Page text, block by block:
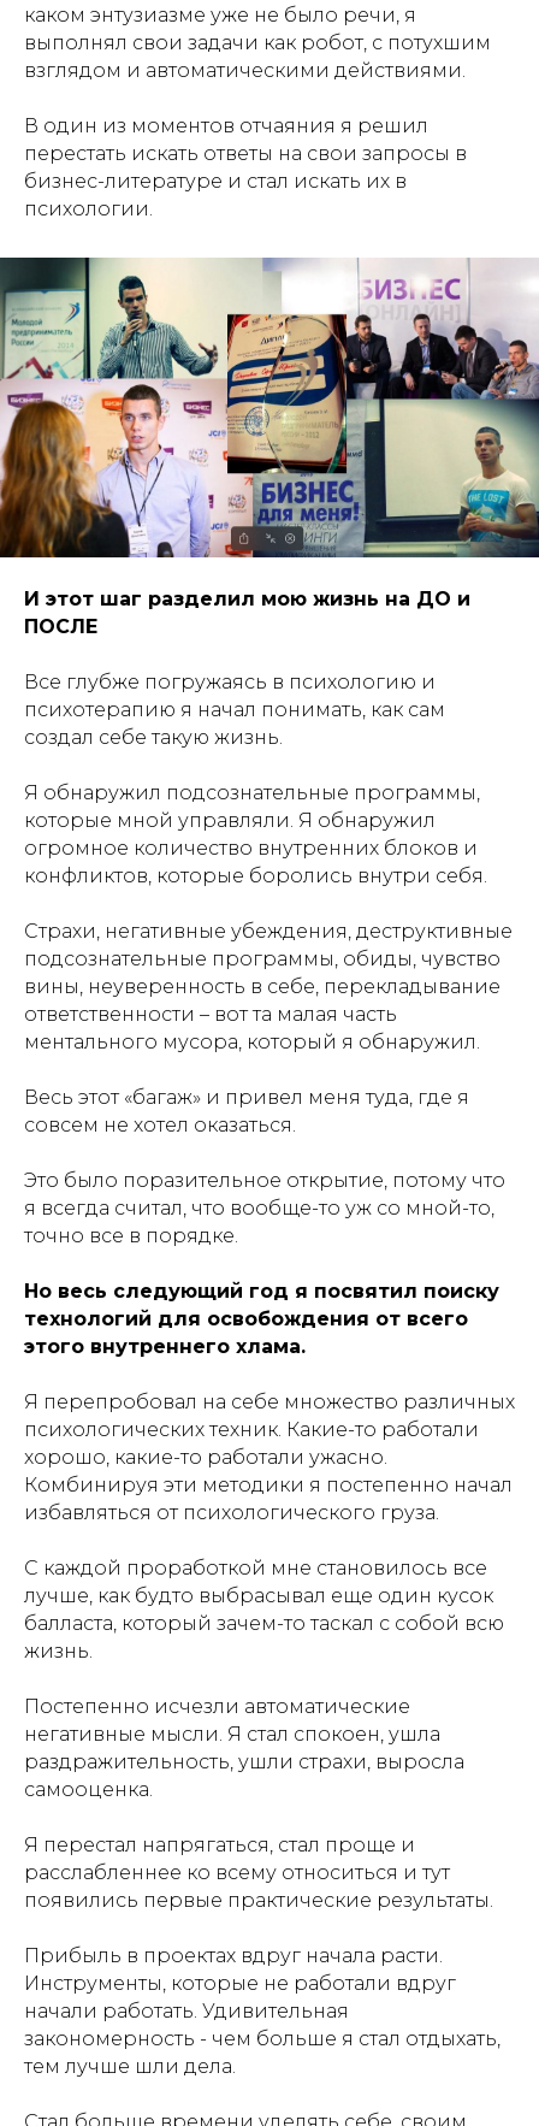
каком энтузиазме уже не было речи, я
выполнял свои задачи как робот, с потухшим
взглядом и автоматическими действиями.
В один из моментов отчаяния я решил
перестать искать ответы на свои запросы в
бизнес-литературе и стал искать их в
психологии.
И этот шаг разделил мою жизнь на ДО и
ПОСЛЕ
Все глубже погружаясь в психологию и
психотерапию я начал понимать, как сам
создал себе такую жизнь.
Я обнаружил подсознательные программы,
которые мной управляли. Я обнаружил
огромное количество внутренних блоков и
конфликтов, которые боролись внутри себя.
Страхи, негативные убеждения, деструктивные
подсознательные программы, обиды, чувство
вины, неуверенность в себе, перекладывание
ответственности – вот та малая часть
ментального мусора, который я обнаружил.
Весь этот «багаж» и привел меня туда, где я
совсем не хотел оказаться.
Это было поразительное открытие, потому что
я всегда считал, что вообще-то уж со мной-то,
точно все в порядке.
Но весь следующий год я посвятил поиску
технологий для освобождения от всего
этого внутреннего хлама.
Я перепробовал на себе множество различных
психологических техник. Какие-то работали
хорошо, какие-то работали ужасно.
Комбинируя эти методики я постепенно начал
избавляться от психологического груза.
С каждой проработкой мне становилось все
лучше, как будто выбрасывал еще один кусок
балласта, который зачем-то таскал с собой всю
жизнь.
Постепенно исчезли автоматические
негативные мысли. Я стал спокоен, ушла
раздражительность, ушли страхи, выросла
самооценка.
Я перестал напрягаться, стал проще и
расслабленнее ко всему относиться и тут
появились первые практические результаты.
Прибыль в проектах вдруг начала расти.
Инструменты, которые не работали вдруг
начали работать. Удивительная
закономерность - чем больше я стал отдыхать,
тем лучше шли дела.
Стал больше времени уделять себе, своим